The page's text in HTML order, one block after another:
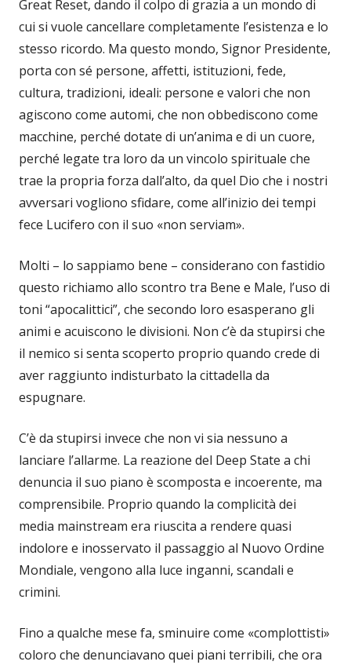
Great Reset, dando il colpo di grazia a un mondo di
cui si vuole cancellare completamente l’esistenza e lo
stesso ricordo. Ma questo mondo, Signor Presidente,
porta con sé persone, affetti, istituzioni, fede,
cultura, tradizioni, ideali: persone e valori che non
agiscono come automi, che non obbediscono come
macchine, perché dotate di un’anima e di un cuore,
perché legate tra loro da un vincolo spirituale che
trae la propria forza dall’alto, da quel Dio che i nostri
avversari vogliono sfidare, come all’inizio dei tempi
fece Lucifero con il suo «non serviam».
Molti – lo sappiamo bene – considerano con fastidio
questo richiamo allo scontro tra Bene e Male, l’uso di
toni “apocalittici”, che secondo loro esasperano gli
animi e acuiscono le divisioni. Non c’è da stupirsi che
il nemico si senta scoperto proprio quando crede di
aver raggiunto indisturbato la cittadella da
espugnare.
C’è da stupirsi invece che non vi sia nessuno a
lanciare l’allarme. La reazione del Deep State a chi
denuncia il suo piano è scomposta e incoerente, ma
comprensibile. Proprio quando la complicità dei
media mainstream era riuscita a rendere quasi
indolore e inosservato il passaggio al Nuovo Ordine
Mondiale, vengono alla luce inganni, scandali e
crimini.
Fino a qualche mese fa, sminuire come «complottisti»
coloro che denunciavano quei piani terribili, che ora